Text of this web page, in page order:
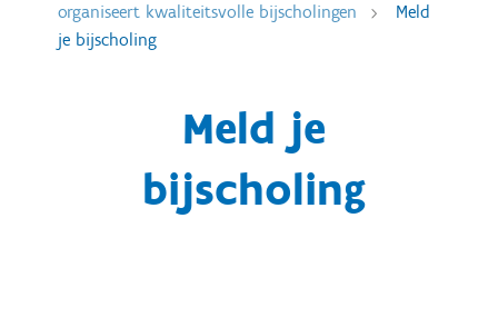
organiseert kwaliteitsvolle bijscholingen
Meld
je bijscholing
Meld je
bijscholing